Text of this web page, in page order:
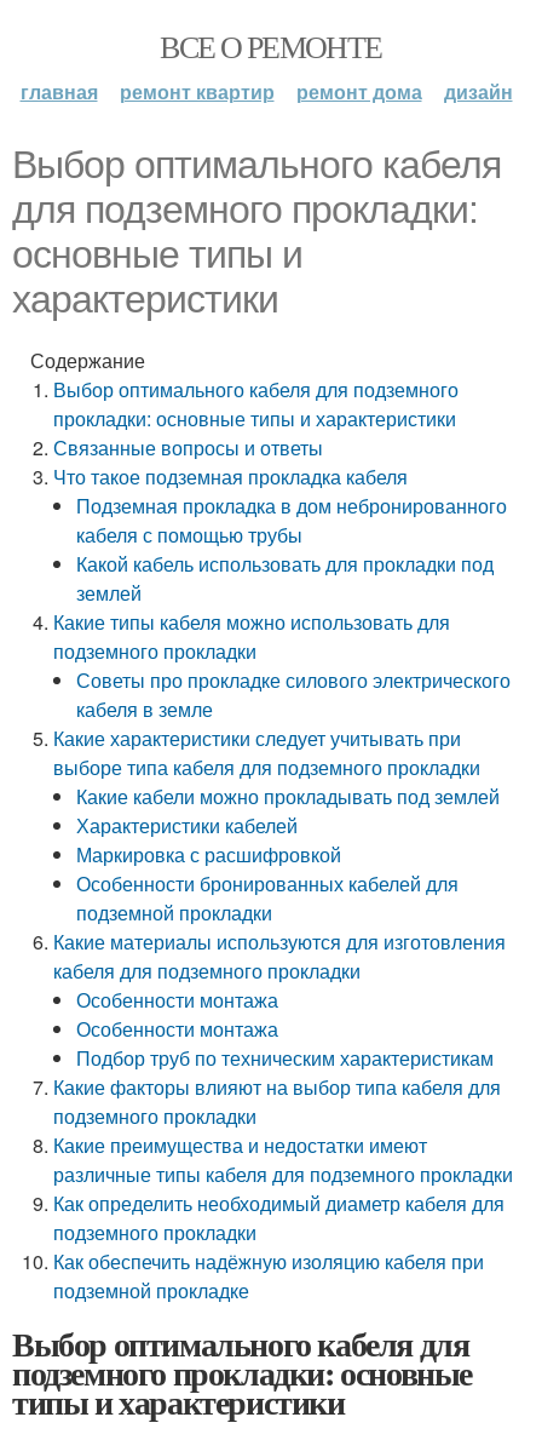
ВСЕ О РЕМОНТЕ
главная ремонт квартир ремонт дома дизайн
Выбор оптимального кабеля
для подземного прокладки:
основные типы и
характеристики
Содержание
Выбор оптимального кабеля для подземного
прокладки: основные типы и характеристики
Связанные вопросы и ответы
Что такое подземная прокладка кабеля
Подземная прокладка в дом небронированного
кабеля с помощью трубы
Какой кабель использовать для прокладки под
землей
Какие типы кабеля можно использовать для
подземного прокладки
Советы про прокладке силового электрического
кабеля в земле
Какие характеристики следует учитывать при
выборе типа кабеля для подземного прокладки
Какие кабели можно прокладывать под землей
Характеристики кабелей
Маркировка с расшифровкой
Особенности бронированных кабелей для
подземной прокладки
Какие материалы используются для изготовления
кабеля для подземного прокладки
Особенности монтажа
Особенности монтажа
Подбор труб по техническим характеристикам
Какие факторы влияют на выбор типа кабеля для
подземного прокладки
Какие преимущества и недостатки имеют
различные типы кабеля для подземного прокладки
Как определить необходимый диаметр кабеля для
подземного прокладки
Как обеспечить надёжную изоляцию кабеля при
подземной прокладке
Выбор оптимального кабеля для
подземного прокладки: основные
типы и характеристики